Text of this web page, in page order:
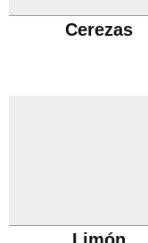
Cerezas